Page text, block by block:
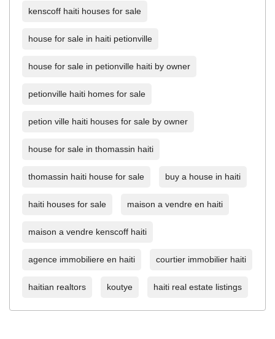
kenscoff haiti houses for sale
house for sale in haiti petionville
house for sale in petionville haiti by owner
petionville haiti homes for sale
petion ville haiti houses for sale by owner
house for sale in thomassin haiti
thomassin haiti house for sale buy a house in haiti
haiti houses for sale maison a vendre en haiti
maison a vendre kenscoff haiti
agence immobiliere en haiti courtier immobilier haiti
haitian realtors koutye haiti real estate listings